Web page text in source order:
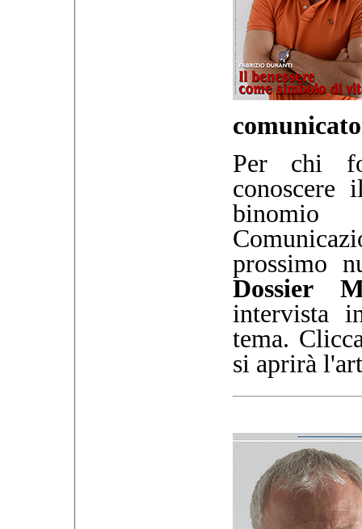
Per chi
conoscere
prossimo
Dossier
intervista
tema.
si aprirà